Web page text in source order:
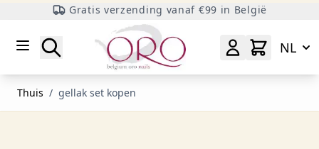
Gratis verzending vanaf €99 in België
Zoeken
NL
Thuis / gellak set kopen